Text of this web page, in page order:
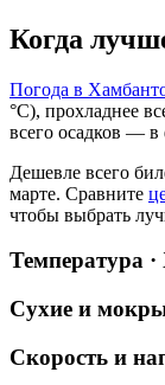
Когда
Погода в
°C), прохладнее
всего осадков — в
Дешевле всего
марте. Сравните
чтобы выбрать
Температура
Сухие и
Скорость и